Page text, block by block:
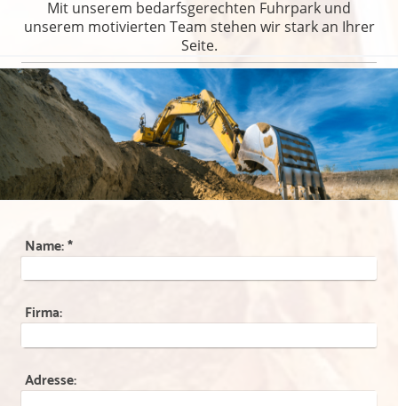
Mit unserem bedarfsgerechten Fuhrpark und
unserem motivierten Team stehen wir stark an Ihrer
Seite.
Name:*
Firma:
Adresse: